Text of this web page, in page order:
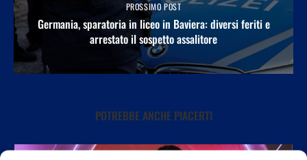
PROSSIMO POST
Germania, sparatoria in liceo in Baviera: diversi feriti e
arrestato il sospetto assalitore
POTREBBE ANCHE PIACERTI